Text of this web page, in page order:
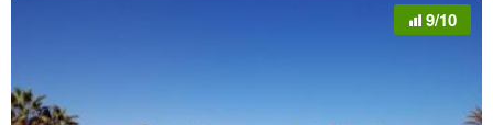
9/10